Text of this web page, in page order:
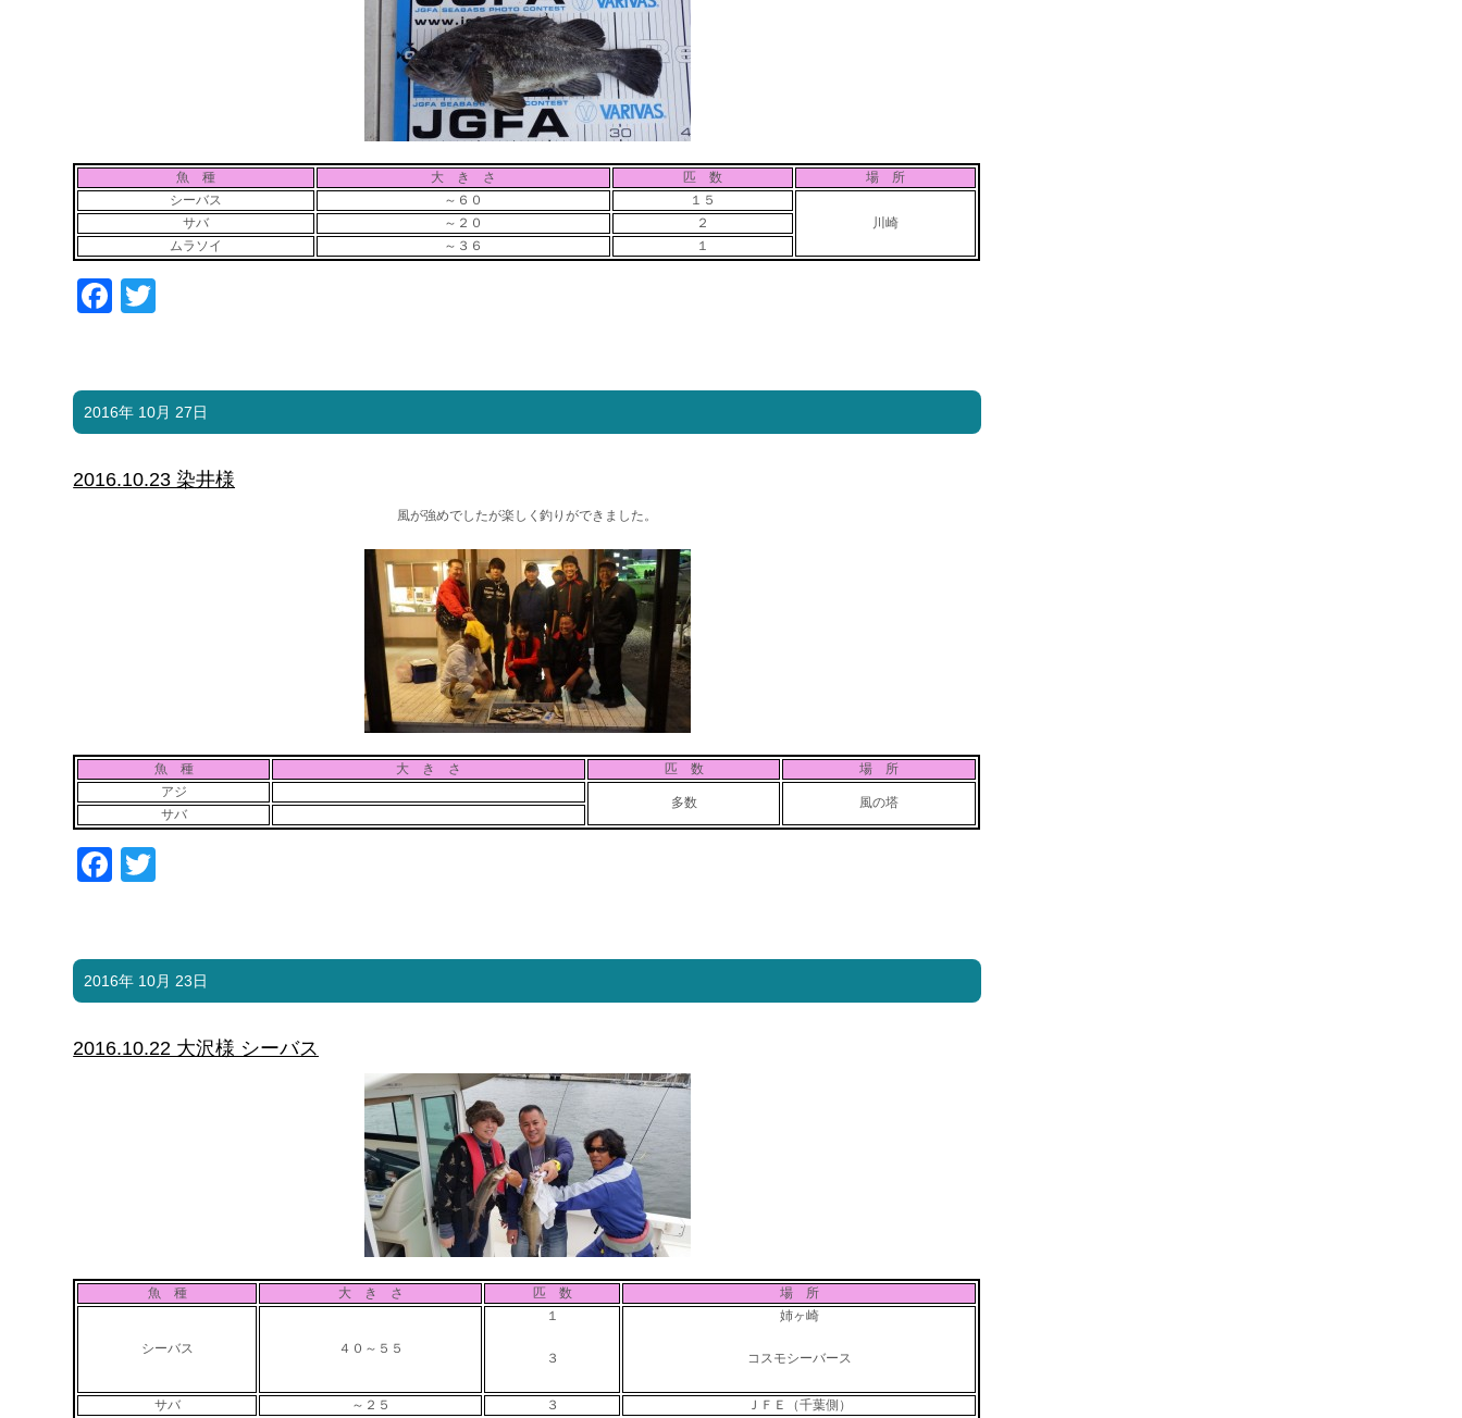
魚 種 大 き さ 匹 数
場 所
シーバス
～６０
１５
川崎
サバ ～２０
２
ムラソイ
～３６ １
Facebook
2016年 10月 27日
2016.10.23 染井様
風が強めでしたが楽しく釣りができました。
魚 種 大 き さ 匹 数
場 所
アジ
多数 風の塔
サバ
Facebook
2016年 10月 23日
2016.10.22 大沢様 シーバス
魚 種 大 き さ 匹 数 場 所
シーバス ４０～５５
１
３
姉ヶ崎
コスモシーバース
サバ ～２５ ３ ＪＦＥ（千葉側）